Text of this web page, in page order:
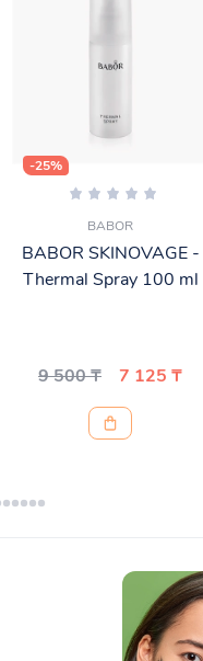
-25%
BABOR
BABOR SKINOVAGE -
Thermal Spray 100 ml
9 500 ₸ 7 125 ₸